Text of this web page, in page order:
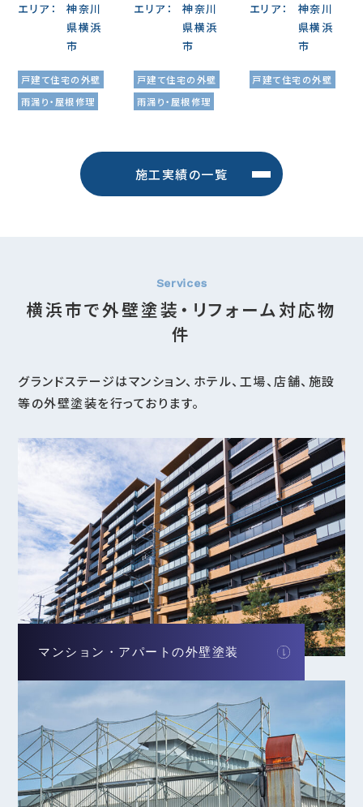
市 N様邸 外
壁・屋根塗装・
雨樋交換（シリ
コン塗料）
エリア：
神奈川
県横浜
市
戸建て住宅の外壁
雨漏り・屋根修理
市 W様邸 外壁
塗装・屋根塗
装・屋根修理
（シリコン塗料）
エリア：
神奈川
県横浜
市
戸建て住宅の外壁
雨漏り・屋根修理
市 S様邸 外壁
リフォーム工事
（シリコン塗料）
エリア：
神奈川
県横浜
市
戸建て住宅の外壁
施工実績の一覧
横浜市で外壁塗装・リフォーム対応物
件
グランドステージはマンション、ホテル、工場、店舗、施設
等の外壁塗装を行っております。
マンション・アパートの外壁塗装